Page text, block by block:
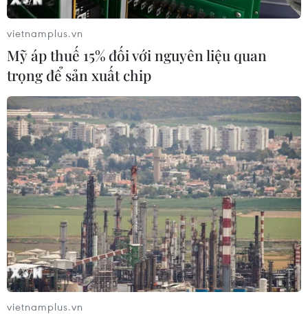
vietnamplus.vn
Mỹ áp thuế 15% đối với nguyên liệu quan
trọng để sản xuất chip
vietnamplus.vn